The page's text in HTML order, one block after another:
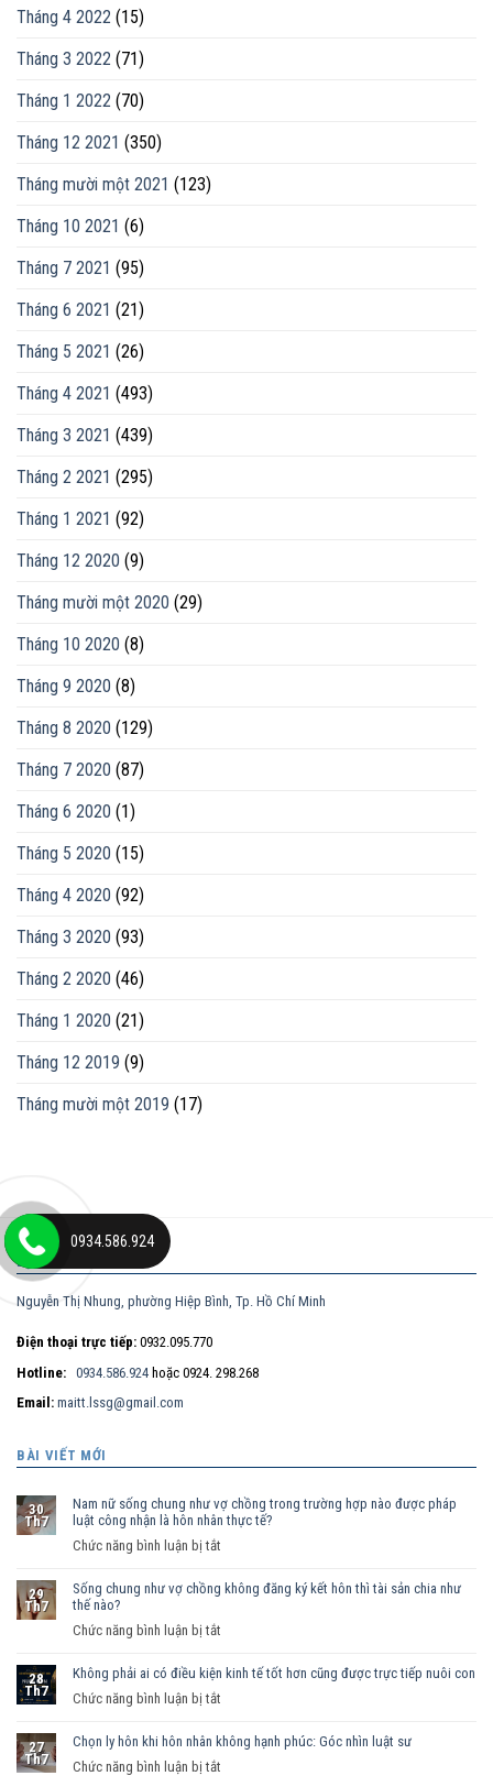
Tháng 4 2022 (15)
Tháng 3 2022 (71)
Tháng 1 2022 (70)
Tháng 12 2021 (350)
Tháng mười một 2021 (123)
Tháng 10 2021 (6)
Tháng 7 2021 (95)
Tháng 6 2021 (21)
Tháng 5 2021 (26)
Tháng 4 2021 (493)
Tháng 3 2021 (439)
Tháng 2 2021 (295)
Tháng 1 2021 (92)
Tháng 12 2020 (9)
Tháng mười một 2020 (29)
Tháng 10 2020 (8)
Tháng 9 2020 (8)
Tháng 8 2020 (129)
Tháng 7 2020 (87)
Tháng 6 2020 (1)
Tháng 5 2020 (15)
Tháng 4 2020 (92)
Tháng 3 2020 (93)
Tháng 2 2020 (46)
Tháng 1 2020 (21)
Tháng 12 2019 (9)
Tháng mười một 2019 (17)
ĐỊA CHỈ
Nguyễn Thị Nhung, phường Hiệp Bình, Tp. Hồ Chí Minh
Điện thoại trực tiếp: 0932.095.770
Hotline: 0934.586.924 hoặc 0924. 298.268
Email: maitt.lssg@gmail.com
BÀI VIẾT MỚI
30
Th7
Nam nữ sống chung như vợ chồng trong trường hợp nào được pháp
luật công nhận là hôn nhân thực tế?
Chức năng bình luận bị tắt
nữ
vợ
trường
29
Th7
Sống chung như vợ chồng không đăng ký kết hôn thì tài sản chia như
thế nào?
Chức năng bình luận bị tắt
chung
chồng
28
Th7
Không phải ai có điều kiện kinh tế tốt hơn cũng được trực tiếp nuôi con
Chức năng bình luận bị tắt
phải
27
Th7
Chọn ly hôn khi hôn nhân không hạnh phúc: Góc nhìn luật sư
Chức năng bình luận bị tắt
0934.586.924